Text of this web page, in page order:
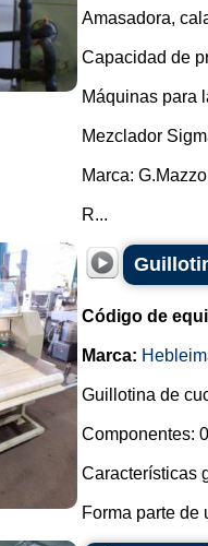
Amasadora,
Capacidad de
Máquinas para
Mezclador
Marca:
R...
Código de
Marca:
Guillotina de
Componentes:
Características
Forma parte de